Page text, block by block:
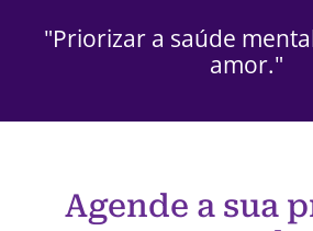
"Priorizar a saúde
amor."
Agende a sua